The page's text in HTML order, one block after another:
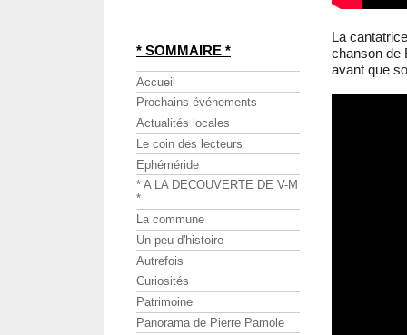
La
chanson de
avant que
* SOMMAIRE *
Accueil
Prochains événements
Actualités locales
Le coin des lecteurs
Ephéméride
* A LA DECOUVERTE DE V-M
*
La commune
Un peu d'histoire
Autrefois
Curiosités
Patrimoine
Panorama de Pierre Pamole